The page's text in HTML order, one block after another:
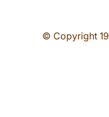
© Copyright 19